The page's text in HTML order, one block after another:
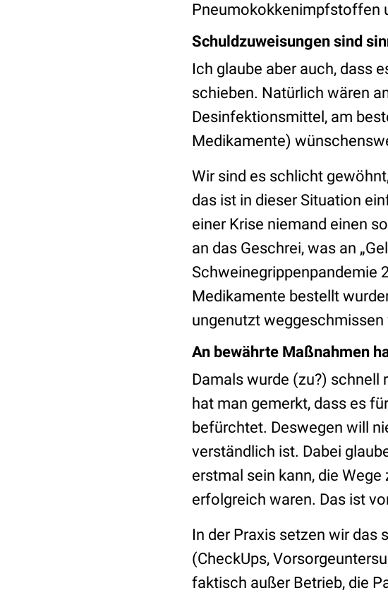
Pneumokokkenimpfstoffen
Schuldzuweisungen sind
Ich glaube aber auch, dass
schieben. Natürlich wären
Desinfektionsmittel, am
Medikamente)
Wir sind es schlicht
das ist in dieser Situation
einer Krise niemand einen
an das Geschrei, was an
Schweinegrippenpandemie
Medikamente bestellt
ungenutzt weggeschmissen
An bewährte Maßnahmen
Damals wurde (zu?) schnell
hat man gemerkt, dass es
befürchtet. Deswegen will
verständlich ist. Dabei
erstmal sein kann, die
erfolgreich waren. Das ist
In der Praxis setzen wir das
(CheckUps,
faktisch außer Betrieb, die